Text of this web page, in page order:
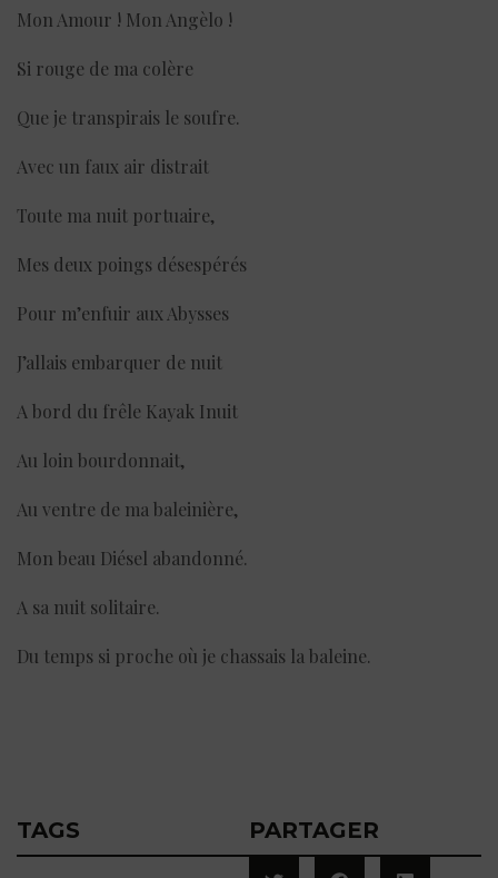
Mon Amour ! Mon Angèlo !
Si rouge de ma colère
Que je transpirais le soufre.
Avec un faux air distrait
Toute ma nuit portuaire,
Mes deux poings désespérés
Pour m’enfuir aux Abysses
J’allais embarquer de nuit
A bord du frêle Kayak Inuit
Au loin bourdonnait,
Au ventre de ma baleinière,
Mon beau Diésel abandonné.
A sa nuit solitaire.
Du temps si proche où je chassais la baleine.
TAGS PARTAGER